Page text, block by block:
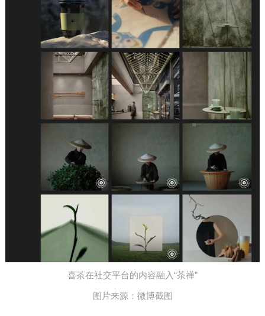
喜茶在社交平台的内容融入“茶禅”
图片来源：微博截图